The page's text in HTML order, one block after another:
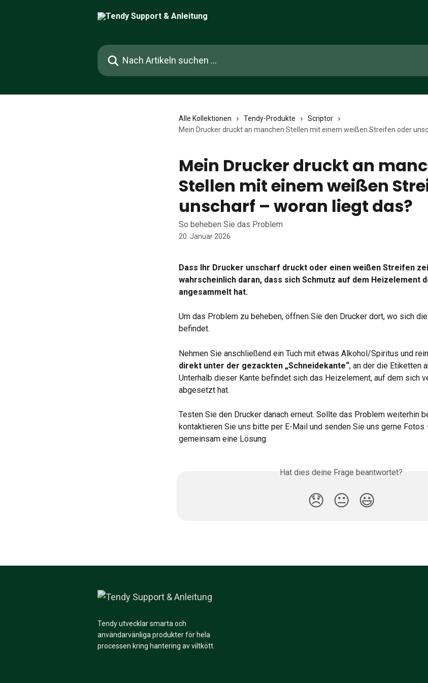
Nach Artikeln suchen …
Alle Kollektionen Tendy-Produkte
Scriptor
Mein Drucker druckt an manchen Stellen mit einem weißen Streifen oder
Mein Drucker druckt an
Stellen mit einem weißen
unscharf – woran liegt das?
So beheben Sie das Problem
20. Januar 2026
Dass Ihr Drucker unscharf druckt oder einen weißen Streifen
wahrscheinlich daran, dass sich Schmutz auf dem Heizelement
angesammelt hat.
Um das Problem zu beheben, öffnen Sie den Drucker dort, wo sich
befindet.
Nehmen Sie anschließend ein Tuch mit etwas Alkohol/Spiritus und
direkt unter der gezackten „Schneidekante“, an der die Etiketten
Unterhalb dieser Kante befindet sich das Heizelement, auf dem sich
abgesetzt hat.
Testen Sie den Drucker danach erneut. Sollte das Problem weiterhin
kontaktieren Sie uns bitte per E-Mail und senden Sie uns gerne Fotos
gemeinsam eine Lösung.
Hat dies deine Frage beantwortet?
😞 😐 😃
Tendy utvecklar smarta och
användarvänliga produkter för hela
processen kring hantering av viltkött.